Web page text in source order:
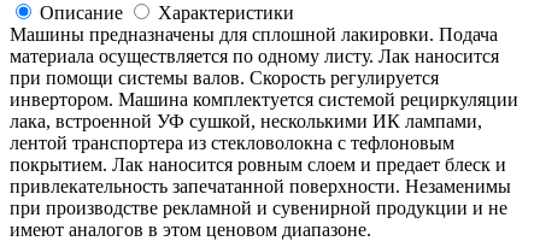
Описание
Характеристики
Машины предназначены для сплошной лакировки. Подача
материала осуществляется по одному листу. Лак наносится
при помощи системы валов. Скорость регулируется
инвертором. Машина комплектуется системой рециркуляции
лака, встроенной УФ сушкой, несколькими ИК лампами,
лентой транспортера из стекловолокна с тефлоновым
покрытием. Лак наносится ровным слоем и предает блеск и
привлекательность запечатанной поверхности. Незаменимы
при производстве рекламной и сувенирной продукции и не
имеют аналогов в этом ценовом диапазоне.